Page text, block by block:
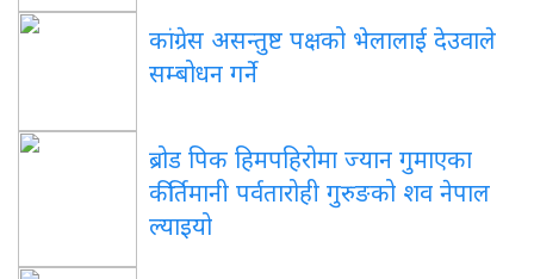
कांग्रेस असन्तुष्ट पक्षको भेलालाई देउवाले
सम्बोधन गर्ने
ब्रोड पिक हिमपहिरोमा ज्यान गुमाएका
कीर्तिमानी पर्वतारोही गुरुङको शव नेपाल
ल्याइयो